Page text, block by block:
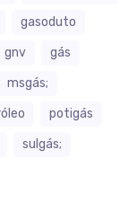
gasoduto
gnv
gás
msgás;
potigás
sulgás;